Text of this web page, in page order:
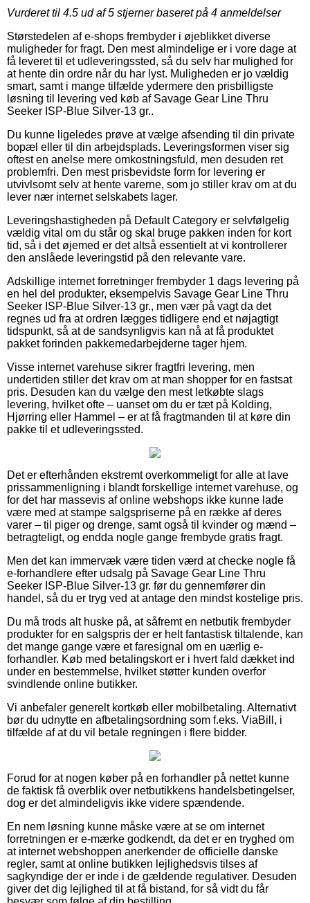
Vurderet til 4.5 ud af 5 stjerner baseret på 4 anmeldelser
Størstedelen af e-shops frembyder i øjeblikket diverse
muligheder for fragt. Den mest almindelige er i vore dage at
få leveret til et udleveringssted, så du selv har mulighed for
at hente din ordre når du har lyst. Muligheden er jo vældig
smart, samt i mange tilfælde ydermere den prisbilligste
løsning til levering ved køb af Savage Gear Line Thru
Seeker ISP-Blue Silver-13 gr..
Du kunne ligeledes prøve at vælge afsending til din private
bopæl eller til din arbejdsplads. Leveringsformen viser sig
oftest en anelse mere omkostningsfuld, men desuden ret
problemfri. Den mest prisbevidste form for levering er
utvivlsomt selv at hente varerne, som jo stiller krav om at du
lever nær internet selskabets lager.
Leveringshastigheden på Default Category er selvfølgelig
vældig vital om du står og skal bruge pakken inden for kort
tid, så i det øjemed er det altså essentielt at vi kontrollerer
den anslåede leveringstid på den relevante vare.
Adskillige internet forretninger frembyder 1 dags levering på
en hel del produkter, eksempelvis Savage Gear Line Thru
Seeker ISP-Blue Silver-13 gr., men vær på vagt da det
regnes ud fra at ordren lægges tidligere end et nøjagtigt
tidspunkt, så at de sandsynligvis kan nå at få produktet
pakket forinden pakkemedarbejderne tager hjem.
Visse internet varehuse sikrer fragtfri levering, men
undertiden stiller det krav om at man shopper for en fastsat
pris. Desuden kan du vælge den mest letkøbte slags
levering, hvilket ofte – uanset om du er tæt på Kolding,
Hjørring eller Hammel – er at få fragtmanden til at køre din
pakke til et udleveringssted.
Det er efterhånden ekstremt overkommeligt for alle at lave
prissammenligning i blandt forskellige internet varehuse, og
for det har massevis af online webshops ikke kunne lade
være med at stampe salgspriserne på en række af deres
varer – til piger og drenge, samt også til kvinder og mænd –
betragteligt, og endda nogle gange frembyde gratis fragt.
Men det kan immervæk være tiden værd at checke nogle få
e-forhandlere efter udsalg på Savage Gear Line Thru
Seeker ISP-Blue Silver-13 gr. før du gennemfører din
handel, så du er tryg ved at antage den mindst kostelige pris.
Du må trods alt huske på, at såfremt en netbutik frembyder
produkter for en salgspris der er helt fantastisk tiltalende, kan
det mange gange være et faresignal om en uærlig e-
forhandler. Køb med betalingskort er i hvert fald dækket ind
under en bestemmelse, hvilket støtter kunden overfor
svindlende online butikker.
Vi anbefaler generelt kortkøb eller mobilbetaling. Alternativt
bør du udnytte en afbetalingsordning som f.eks. ViaBill, i
tilfælde af at du vil betale regningen i flere bidder.
Forud for at nogen køber på en forhandler på nettet kunne
de faktisk få overblik over netbutikkens handelsbetingelser,
dog er det almindeligvis ikke videre spændende.
En nem løsning kunne måske være at se om internet
forretningen er e-mærke godkendt, da det er en tryghed om
at internet webshoppen anerkender de officielle danske
regler, samt at online butikken lejlighedsvis tilses af
sagkyndige der er inde i de gældende regulativer. Desuden
giver det dig lejlighed til at få bistand, for så vidt du får